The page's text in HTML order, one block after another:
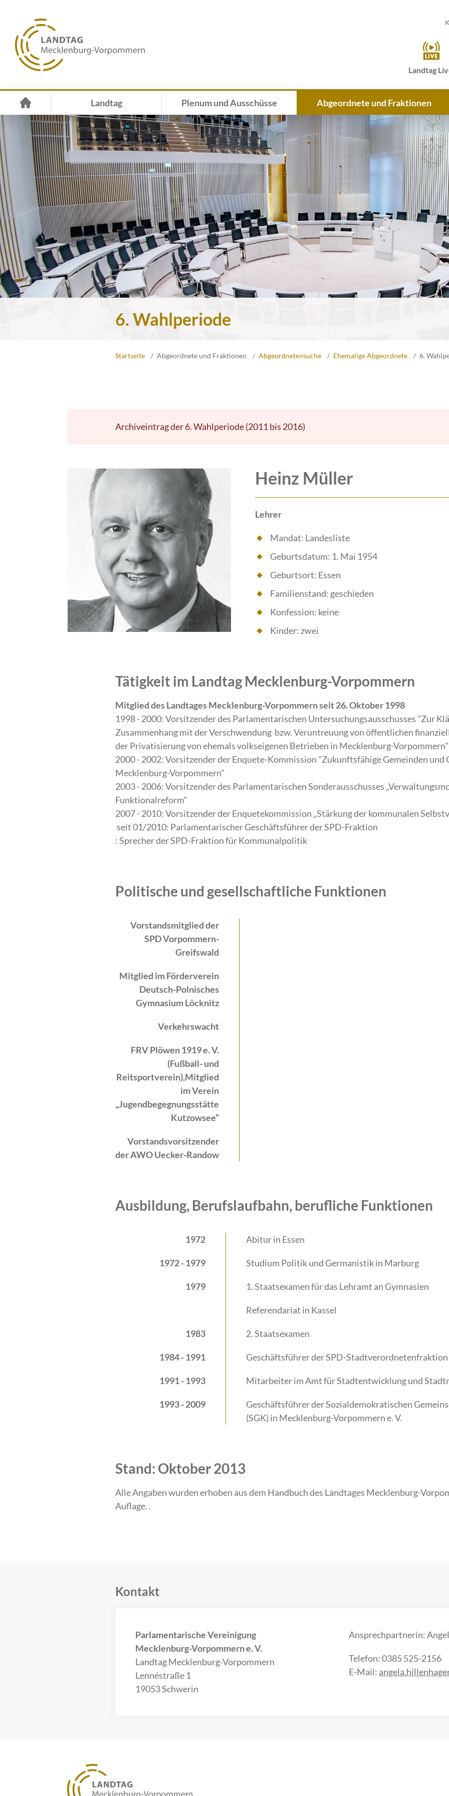
Landtag
Landtag Plenum und Ausschüsse Abgeordnete und Fraktionen
6. Wahlperiode
Startseite Abgeordnete und Fraktionen Abgeordnetensuche Ehemalige Abgeordnete 6.
Archiveintrag der 6. Wahlperiode (2011 bis 2016)
Heinz Müller
Lehrer
Mandat: Landesliste
Geburtsdatum: 1. Mai 1954
Geburtsort: Essen
Familienstand: geschieden
Konfession: keine
Kinder: zwei
Tätigkeit im Landtag Mecklenburg-Vorpommern
Mitglied des Landtages Mecklenburg-Vorpommern seit 26. Oktober 1998
1998 - 2000: Vorsitzender des Parlamentarischen Untersuchungsausschusses "Zur
Zusammenhang mit der Verschwendung bzw. Veruntreuung von öffentlichen
der Privatisierung von ehemals volkseigenen Betrieben in Mecklenburg-Vorpommern"
2000 - 2002: Vorsitzender der Enquete-Kommission "Zukunftsfähige Gemeinden
Mecklenburg-Vorpommern"
2003 - 2006: Vorsitzender des Parlamentarischen Sonderausschusses
Funktionalreform“
2007 - 2010: Vorsitzender der Enquetekommission „Stärkung der kommunalen
seit 01/2010: Parlamentarischer Geschäftsführer der SPD-Fraktion
: Sprecher der SPD-Fraktion für Kommunalpolitik
Politische und gesellschaftliche Funktionen
Zeitraum
Tätigkeit
Vorstandsmitglied der
SPD Vorpommern-
Greifswald
Mitglied im Förderverein
Deutsch-Polnisches
Gymnasium Löcknitz
Verkehrswacht
FRV Plöwen 1919 e. V.
(Fußball- und
Reitsportverein),Mitglied
im Verein
„Jugendbegegnungsstätte
Kutzowsee“
Vorstandsvorsitzender
der AWO Uecker-Randow
Ausbildung, Berufslaufbahn, berufliche Funktionen
1972 Abitur in Essen
1972 - 1979 Studium Politik und Germanistik in Marburg
1979 1. Staatsexamen für das Lehramt an Gymnasien
Referendariat in Kassel
1983 2. Staatsexamen
1984 - 1991 Geschäftsführer der SPD-Stadtverordnetenfraktion
1991 - 1993 Mitarbeiter im Amt für Stadtentwicklung und
1993 - 2009
Geschäftsführer der Sozialdemokratischen
(SGK) in Mecklenburg-Vorpommern e. V.
Stand: Oktober 2013
Alle Angaben wurden erhoben aus dem Handbuch des Landtages Mecklenburg-
Auflage. .
Kontakt
Parlamentarische Vereinigung
Mecklenburg-Vorpommern e. V.
Landtag Mecklenburg-Vorpommern
Lennéstraße 1
19053 Schwerin
Ansprechpartnerin:
Telefon: 0385 525-2156
E-Mail: